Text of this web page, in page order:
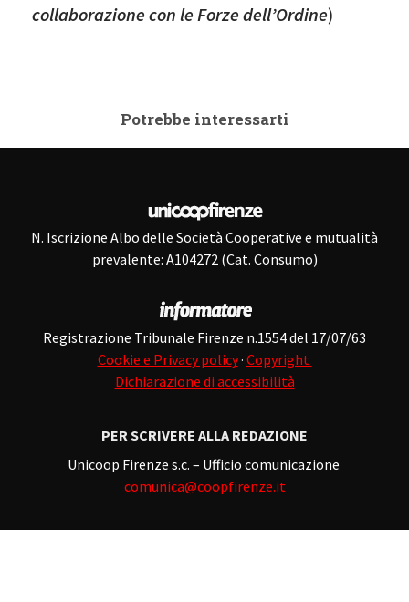
collaborazione con le Forze dell’Ordine)
Potrebbe interessarti
N. Iscrizione Albo delle Società Cooperative e mutualità
prevalente: A104272 (Cat. Consumo)
Registrazione Tribunale Firenze n.1554 del 17/07/63
Cookie e Privacy policy· Copyright
Dichiarazione di accessibilità
PER SCRIVERE ALLA REDAZIONE
Unicoop Firenze s.c. – Ufficio comunicazione
comunica@coopfirenze.it